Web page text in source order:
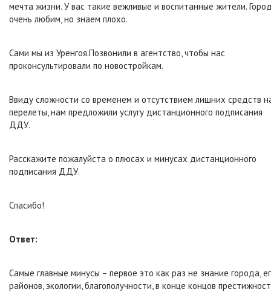
мечта жизни. У вас такие вежливые и воспитанные жители.
очень любим, но знаем плохо.
Сами мы из Уренгоя.Позвонили в агентство, чтобы нас
проконсультировали по новостройкам.
Ввиду сложности со временем и отсутствием лишних средств
перелеты, нам предложили услугу дистанционного подписания
ДДУ.
Расскажите пожалуйста о плюсах и минусах дистанционного
подписания ДДУ.
Спасибо!
Ответ:
Самые главные минусы – первое это как раз не знание города,
районов, экологии, благополучности, в конце концов